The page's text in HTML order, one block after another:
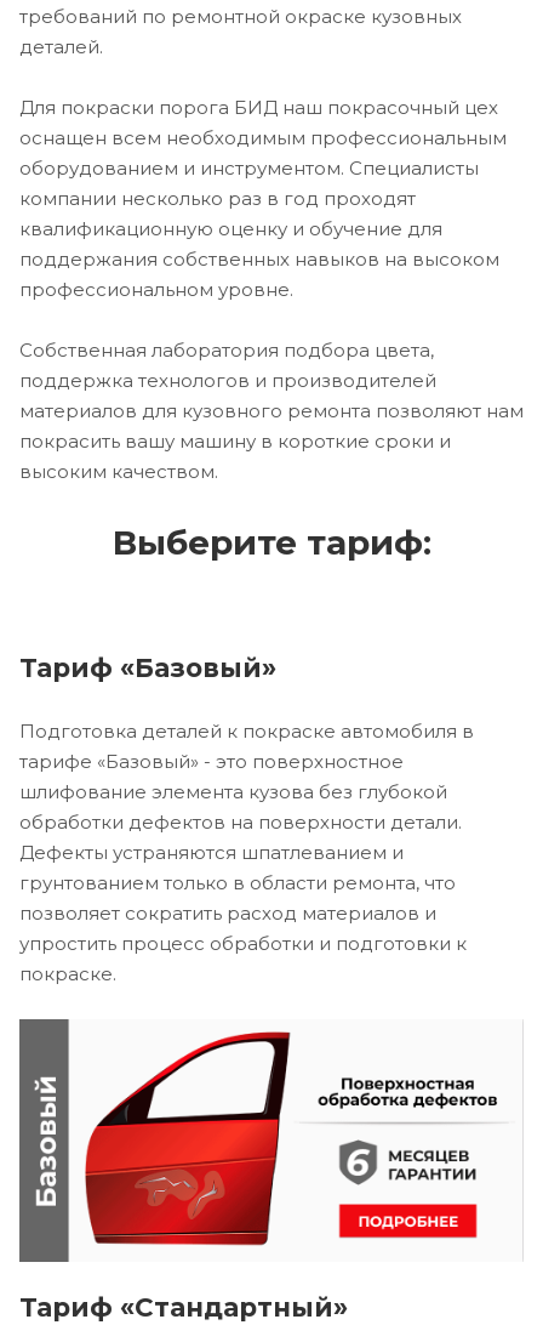
требований по ремонтной окраске кузовных
деталей.
Для покраски порога БИД наш покрасочный цех
оснащен всем необходимым профессиональным
оборудованием и инструментом. Специалисты
компании несколько раз в год проходят
квалификационную оценку и обучение для
поддержания собственных навыков на высоком
профессиональном уровне.
Собственная лаборатория подбора цвета,
поддержка технологов и производителей
материалов для кузовного ремонта позволяют нам
покрасить вашу машину в короткие сроки и
высоким качеством.
Выберите тариф:
Тариф «Базовый»
Подготовка деталей к покраске автомобиля в
тарифе «Базовый» - это поверхностное
шлифование элемента кузова без глубокой
обработки дефектов на поверхности детали.
Дефекты устраняются шпатлеванием и
грунтованием только в области ремонта, что
позволяет сократить расход материалов и
упростить процесс обработки и подготовки к
покраске.
Тариф «Стандартный»